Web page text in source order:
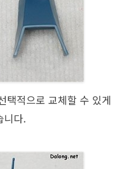
택적으로 교체할 수 있게
니다.